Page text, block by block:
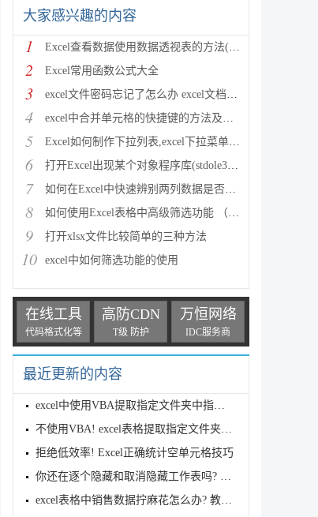
大家感兴趣的内容
1 Excel查看数据使用数据透视表的方法(图文教程)
2 Excel常用函数公式大全
3 excel文件密码忘记了怎么办 excel文档密码破解方法汇
4 excel中合并单元格的快捷键的方法及设置技巧
5 Excel如何制作下拉列表,excel下拉菜单的创建方法
6 打开Excel出现某个对象程序库(stdole32.tlb)丢失或损
7 如何在Excel中快速辨别两列数据是否一致的四种方法介
8 如何使用Excel表格中高级筛选功能 （图文）
9 打开xlsx文件比较简单的三种方法
10 excel中如何筛选功能的使用
在线工具
代码格式化等
高防CDN
T级 防护
万恒网络
IDC服务商
最近更新的内容
excel中使用VBA提取指定文件夹中指定扩展名的所有文件
不使用VBA! excel表格提取指定文件夹的所有文件名的技
拒绝低效率! Excel正确统计空单元格技巧
你还在逐个隐藏和取消隐藏工作表吗? Excel快速批量取
excel表格中销售数据拧麻花怎么办? 教你一招轻松搞定